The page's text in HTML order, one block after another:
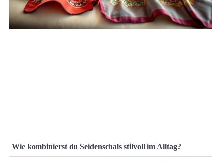
Wie kombinierst du Seidenschals stilvoll im Alltag?